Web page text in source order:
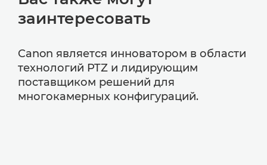
заинтересовать
Canon является инноватором в области
технологий PTZ и лидирующим
поставщиком решений для
многокамерных конфигураций.